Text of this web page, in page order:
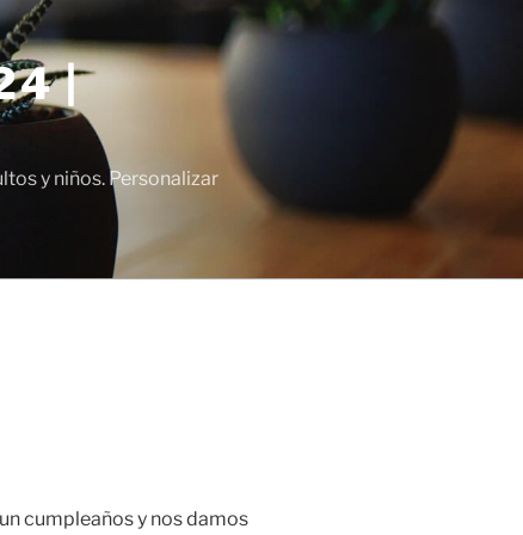
|
y niños. Personalizar
cumpleaños y nos damos